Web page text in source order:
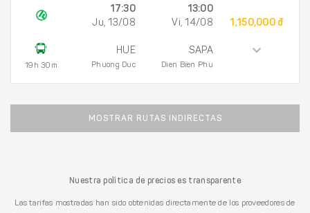
19h 30m
17:30
Ju, 13/08
HUE
Phuong Duc
13:00
Vi, 14/08
SAPA
Dien Bien Phu
1,150,000 đ
MOSTRAR RUTAS INDIRECTAS
Nuestra política de precios es transparente
Las tarifas mostradas han sido obtenidas directamente de los proveedores de